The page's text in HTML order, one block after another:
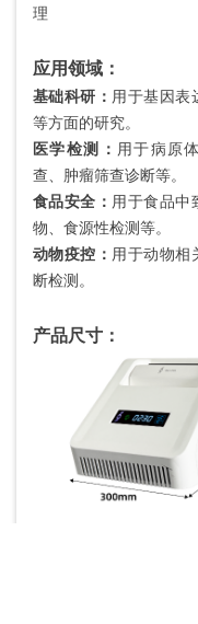
理
应用领域：
基础科研： 用于基因表
等方面的研究。
医学检测： 用于病原
查、肿瘤筛查诊断等。
食品安全： 用于食品中
物、食源性检测等。
动物疫控： 用于动物相
断检测。
产品尺寸：